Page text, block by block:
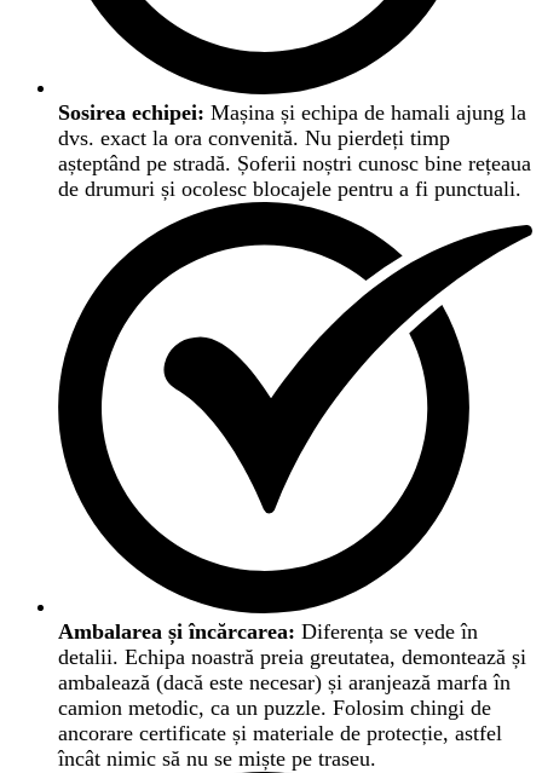
Sosirea echipei: Mașina și echipa de hamali ajung la
dvs. exact la ora convenită. Nu pierdeți timp
așteptând pe stradă. Șoferii noștri cunosc bine rețeaua
de drumuri și ocolesc blocajele pentru a fi punctuali.
Ambalarea și încărcarea: Diferența se vede în
detalii. Echipa noastră preia greutatea, demontează și
ambalează (dacă este necesar) și aranjează marfa în
camion metodic, ca un puzzle. Folosim chingi de
ancorare certificate și materiale de protecție, astfel
încât nimic să nu se miște pe traseu.